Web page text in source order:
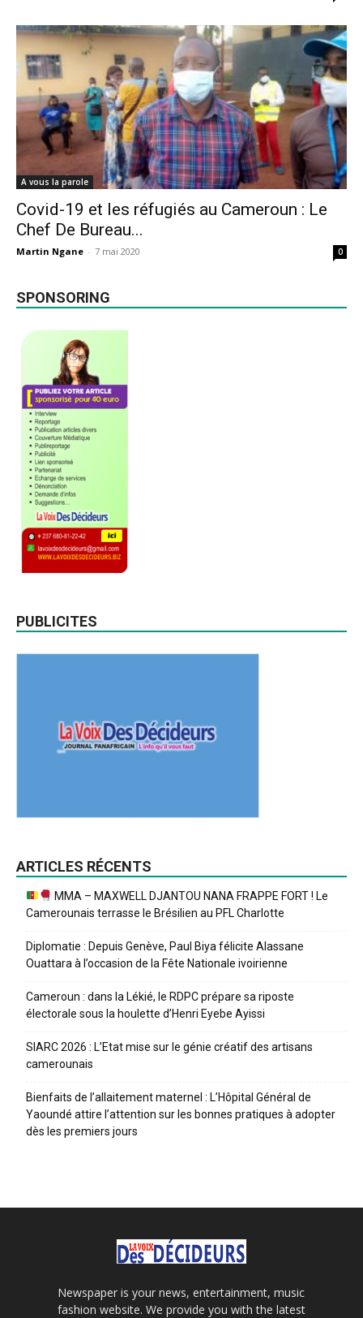
A vous la parole
Covid-19 et les réfugiés au Cameroun : Le
Chef De Bureau...
Martin Ngane - 7 mai 2020 0
SPONSORING
PUBLICITES
ARTICLES RÉCENTS
MMA – MAXWELL DJANTOU NANA FRAPPE FORT ! Le
Camerounais terrasse le Brésilien au PFL Charlotte
Diplomatie : Depuis Genève, Paul Biya félicite Alassane
Ouattara à l’occasion de la Fête Nationale ivoirienne
Cameroun : dans la Lékié, le RDPC prépare sa riposte
électorale sous la houlette d’Henri Eyebe Ayissi
SIARC 2026 : L’Etat mise sur le génie créatif des artisans
camerounais
Bienfaits de l’allaitement maternel : L’Hôpital Général de
Yaoundé attire l’attention sur les bonnes pratiques à adopter
dès les premiers jours
Newspaper is your news, entertainment, music
fashion website. We provide you with the latest